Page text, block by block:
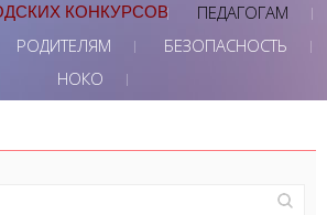
КОНКУРСОВ
ПЕДАГОГАМ
РОДИТЕЛЯМ
БЕЗОПАСНОСТЬ
НОКО